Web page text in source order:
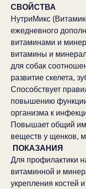
СВОЙСТВА
НутриМикс
ежедневного
витаминами и
витамины и
для собак
развитие скелета,
Способствует
повышению функции
организма к
Повышает общий
веществ у щенков,
ПОКАЗАНИЯ
Для профилактики
витаминной и
укрепления костей